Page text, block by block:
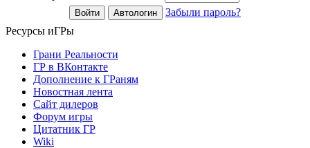
Забыли пароль?
Ресурсы иГРы
Грани Реальности
ГР в ВКонтакте
Дополнение к ГРаням
Новостная лента
Сайт дилеров
Форум игры
Цитатник ГР
Wiki